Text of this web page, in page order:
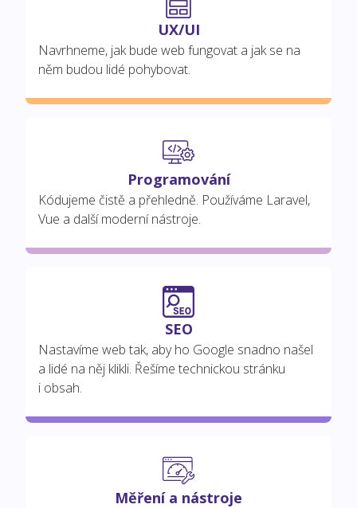
UX/UI
Navrhneme, jak bude web fungovat a jak se na
něm budou lidé pohybovat.
Programování
Kódujeme čistě a přehledně. Používáme Laravel,
Vue a další moderní nástroje.
SEO
Nastavíme web tak, aby ho Google snadno našel
a lidé na něj klikli. Řešíme technickou stránku
i obsah.
Měření a nástroje